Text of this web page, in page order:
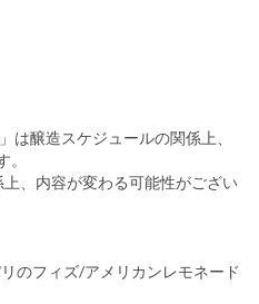
は醸造スケジュールの関係上、
、内容が変わる可能性がござい
のフィズ/アメリカンレモネード